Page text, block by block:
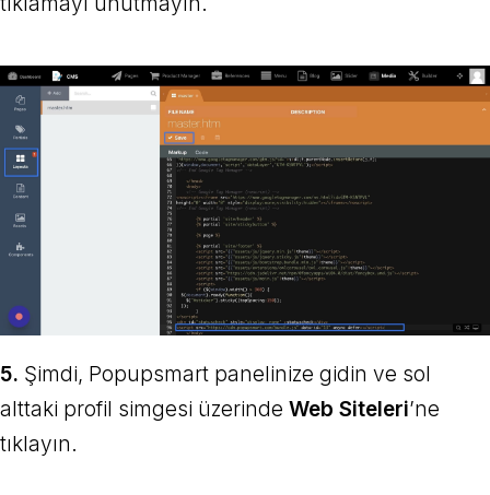
5. Şimdi, Popupsmart panelinize gidin ve sol
alttaki profil simgesi üzerinde Web Siteleri’ne
tıklayın.